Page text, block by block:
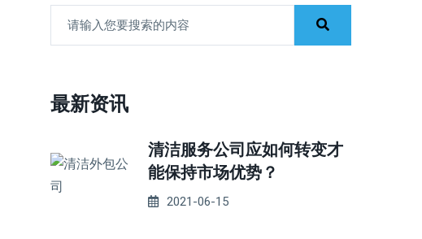
最新资讯
清洁服务公司应如何转变才
能保持市场优势？
2021-06-15